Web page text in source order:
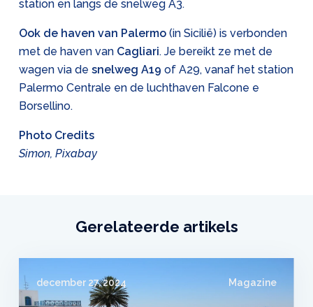
station en langs de snelweg A3.
Ook de haven van Palermo (in Sicilië) is verbonden
met de haven van Cagliari. Je bereikt ze met de
wagen via de snelweg A19 of A29, vanaf het station
Palermo Centrale en de luchthaven Falcone e
Borsellino.
Photo Credits
Simon, Pixabay
Gerelateerde artikels
december 27, 2024 Magazine